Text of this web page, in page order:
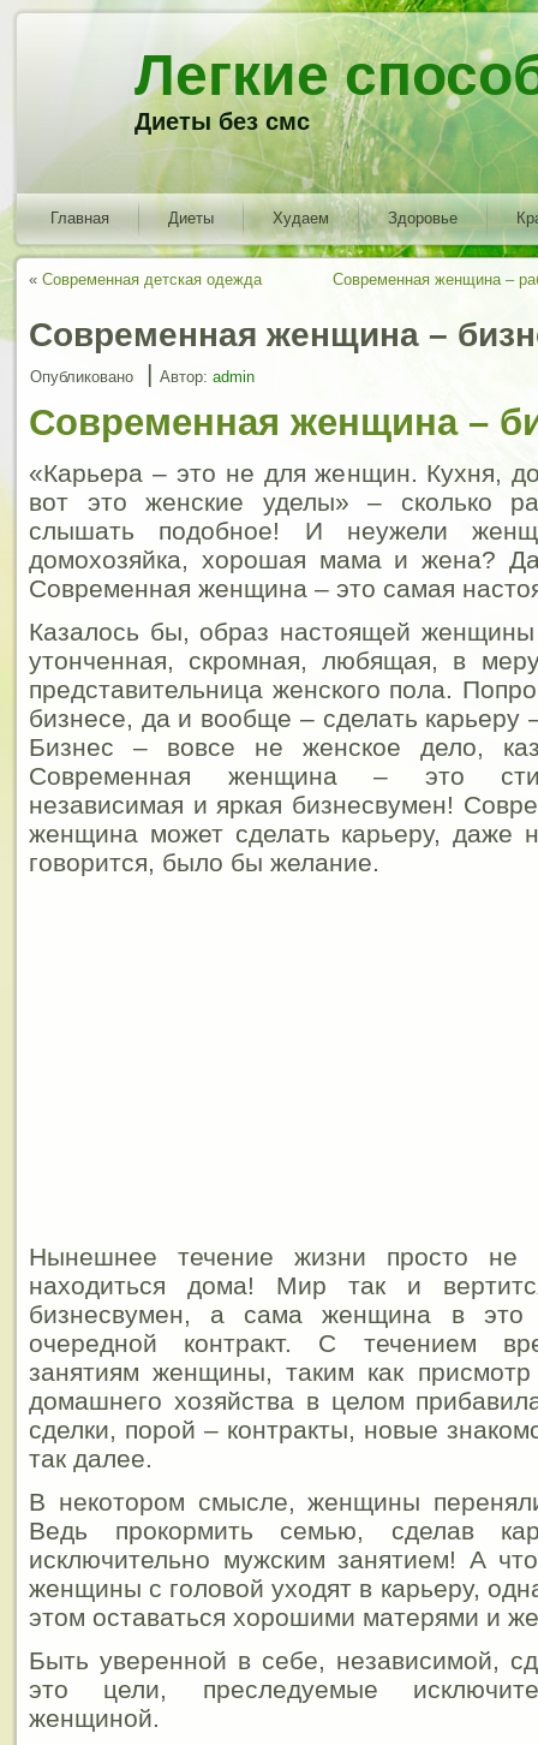
Легкие
Диеты без смс
Главная Диеты Худаем Здоровье
« Современная детская одежда Современная женщина –
Современная женщина –
Опубликовано | Автор: admin
Современная женщина –
«Карьера – это не для женщин. Кухня,
вот это женские уделы» – сколько
слышать подобное! И неужели
домохозяйка, хорошая мама и жена?
Современная женщина – это самая
Казалось бы, образ настоящей
утонченная, скромная, любящая, в
представительница женского пола.
бизнесе, да и вообще – сделать
Бизнес – вовсе не женское дело,
Современная женщина – это
независимая и яркая бизнесвумен!
женщина может сделать карьеру, даже
говорится, было бы желание.
Нынешнее течение жизни просто не
находиться дома! Мир так и
бизнесвумен, а сама женщина в это
очередной контракт. С течением
занятиям женщины, таким как
домашнего хозяйства в целом
сделки, порой – контракты, новые
так далее.
В некотором смысле, женщины
Ведь прокормить семью, сделав
исключительно мужским занятием! А
женщины с головой уходят в карьеру,
этом оставаться хорошими матерями и
Быть уверенной в себе, независимой,
это цели, преследуемые
женщиной.